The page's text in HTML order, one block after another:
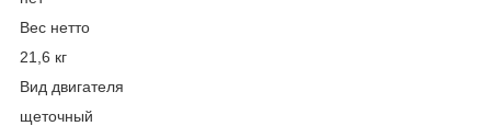
Вес нетто
21,6 кг
Вид двигателя
щеточный